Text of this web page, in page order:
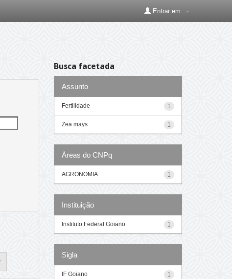
Entrar em:
Busca facetada
Assunto
1
Fertilidade
1
Zea mays
Áreas do CNPq
1
AGRONOMIA
Instituição
1
Instituto Federal Goiano
Sigla
1
IF Goiano